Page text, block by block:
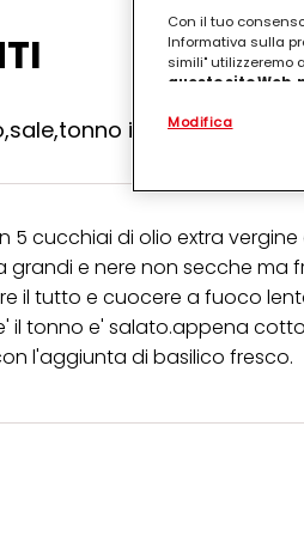
in scatola
5 cucchiai di olio extra
grandi e nere non secche ma
il tutto e cuocere a fuoco
il tonno e' salato.appena
l'aggiunta di basilico fresco.
Con il tuo
Informativa sulla
simili" utilizzeremo
questo sito
.
(rispettivamente
terzi, conservare
misurare e
Puoi trovare
collegata nel piè
qualsiasi
collegata nel piè
periodo di
"modifica" di seguito".
per uno o più degli
Modifica